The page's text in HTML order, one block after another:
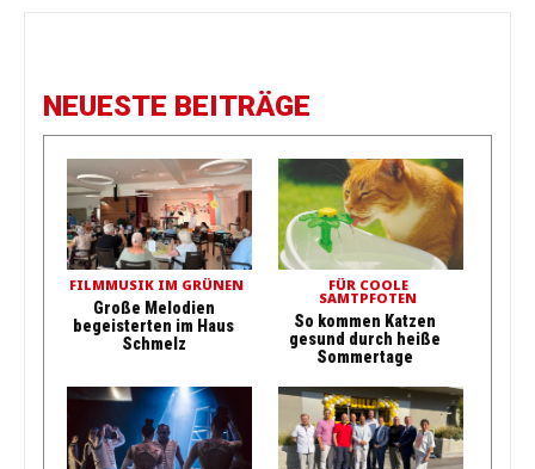
NEUESTE BEITRÄGE
FILMMUSIK IM GRÜNEN
Große Melodien
begeisterten im Haus
Schmelz
FÜR COOLE
SAMTPFOTEN
So kommen Katzen
gesund durch heiße
Sommertage